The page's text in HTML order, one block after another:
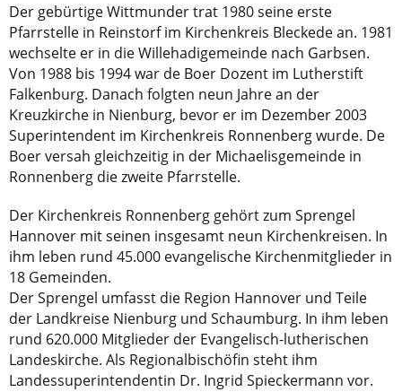
Der gebürtige Wittmunder trat 1980 seine erste
Pfarrstelle in Reinstorf im Kirchenkreis Bleckede an. 1981
wechselte er in die Willehadigemeinde nach Garbsen.
Von 1988 bis 1994 war de Boer Dozent im Lutherstift
Falkenburg. Danach folgten neun Jahre an der
Kreuzkirche in Nienburg, bevor er im Dezember 2003
Superintendent im Kirchenkreis Ronnenberg wurde. De
Boer versah gleichzeitig in der Michaelisgemeinde in
Ronnenberg die zweite Pfarrstelle.
Der Kirchenkreis Ronnenberg gehört zum Sprengel
Hannover mit seinen insgesamt neun Kirchenkreisen. In
ihm leben rund 45.000 evangelische Kirchenmitglieder in
18 Gemeinden.
Der Sprengel umfasst die Region Hannover und Teile
der Landkreise Nienburg und Schaumburg. In ihm leben
rund 620.000 Mitglieder der Evangelisch-lutherischen
Landeskirche. Als Regionalbischöfin steht ihm
Landessuperintendentin Dr. Ingrid Spieckermann vor.